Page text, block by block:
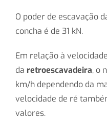
O poder de escavação
concha é de 31 kN.
Em relação à
da retroescavadeira, o
km/h dependendo da
velocidade de ré
valores.